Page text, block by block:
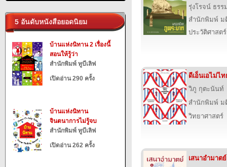
5 อันดับหนังสือยอดนิยม
บ้านแห่งนิทาน 2 เรื่องนี้
สอนให้รู้ว่า
สำนักพิมพ์ ทูบีเลิฟ
เปิดอ่าน 290 ครั้ง
บ้านแห่งนิทาน
จินตนาการไม่รู้จบ
สำนักพิมพ์ ทูบีเลิฟ
เปิดอ่าน 262 ครั้ง
รุ่งโรจน์ ธรร
สำนักพิมพ์ ม
ประวัติศาสต
ดีเอ็นเอไม่ไ
วิภู กุตะนันท์
สำนักพิมพ์ ม
วิทยาศาสตร์
เสนาอำมาต